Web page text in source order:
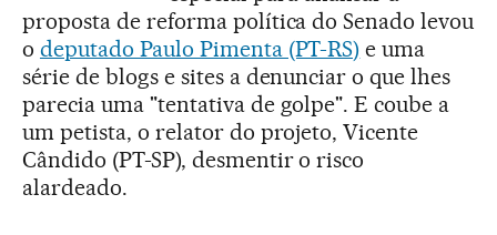
proposta de reforma política do Senado levou
o deputado Paulo Pimenta (PT-RS) e uma
série de blogs e sites a denunciar o que lhes
parecia uma "tentativa de golpe". E coube a
um petista, o relator do projeto, Vicente
Cândido (PT-SP), desmentir o risco
alardeado.